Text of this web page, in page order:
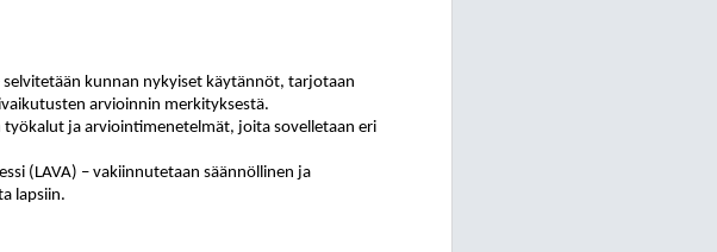
kunnan nykyiset käytännöt, tarjotaan
arvioinnin merkityksestä.
ja arviointimenetelmät, joita sovelletaan eri
(LAVA) – vakiinnutetaan säännöllinen ja
lapsiin.